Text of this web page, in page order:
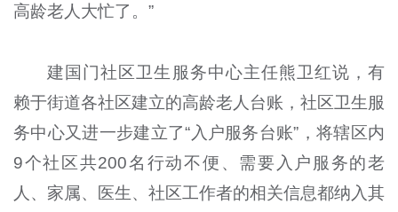
高龄老人大忙了。”
建国门社区卫生服务中心主任熊卫红说，有
赖于街道各社区建立的高龄老人台账，社区卫生服
务中心又进一步建立了“入户服务台账”，将辖区内
9个社区共200名行动不便、需要入户服务的老
人、家属、医生、社区工作者的相关信息都纳入其